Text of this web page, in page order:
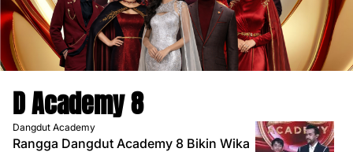
D Academy 8
Dangdut Academy
Rangga Dangdut Academy 8 Bikin Wika